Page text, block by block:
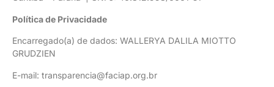
Política de Privacidade
Encarregado(a) de dados: WALLERYA DALILA MIOTTO
GRUDZIEN
E-mail: transparencia@faciap.org.br